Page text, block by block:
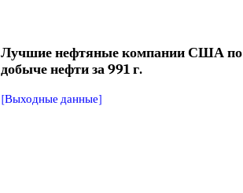
Лучшие нефтяные компании США по
добыче нефти за 991 г.
[Выходные данные]